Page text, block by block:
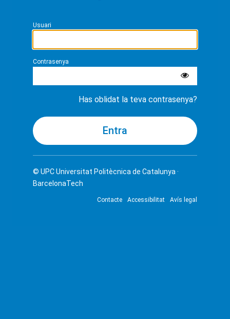
Usuari
Contrasenya
Has oblidat la teva contrasenya?
© UPCUniversitat Politècnica de Catalunya ·
BarcelonaTech
Contacte Accessibilitat Avís legal